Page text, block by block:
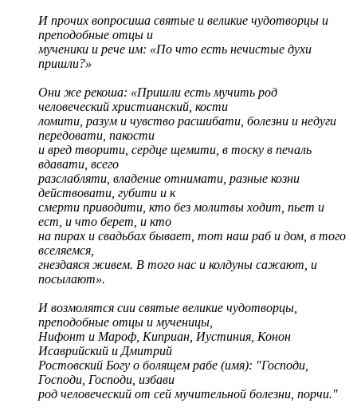
И прочих вопросиша святые и великие чудотворцы и
преподобные отцы и
мученики и рече им: «По что есть нечистые духи
пришли?»
Они же рекоша: «Пришли есть мучить род
человеческий христианский, кости
ломити, разум и чувство расшибати, болезни и недуги
передовати, пакости
и вред творити, сердце щемити, в тоску в печаль
вдавати, всего
разслабляти, владение отнимати, разные козни
действовати, губити и к
смерти приводити, кто без молитвы ходит, пьет и
ест, и что берет, и кто
на пирах и свадьбах бывает, тот наш раб и дом, в того
вселяемся,
гнездаяся живем. В того нас и колдуны сажают, и
посылают».
И возмолятся сии святые великие чудотворцы,
преподобные отцы и мученицы,
Нифонт и Мароф, Киприан, Иустиния, Конон
Исаврийский и Дмитрий
Ростовский Богу о болящем рабе (имя): "Господи,
Господи, Господи, избави
род человеческий от сей мучительной болезни, порчи."